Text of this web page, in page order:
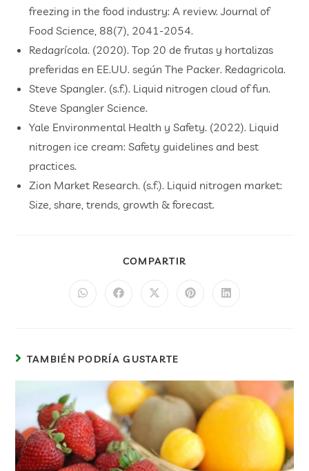
freezing in the food industry: A review. Journal of
Food Science, 88(7), 2041-2054.
Redagrícola. (2020). Top 20 de frutas y hortalizas
preferidas en EE.UU. según The Packer. Redagricola.
Steve Spangler. (s.f.). Liquid nitrogen cloud of fun.
Steve Spangler Science.
Yale Environmental Health y Safety. (2022). Liquid
nitrogen ice cream: Safety guidelines and best
practices.
Zion Market Research. (s.f.). Liquid nitrogen market:
Size, share, trends, growth & forecast.
COMPARTIR
TAMBIÉN PODRÍA GUSTARTE